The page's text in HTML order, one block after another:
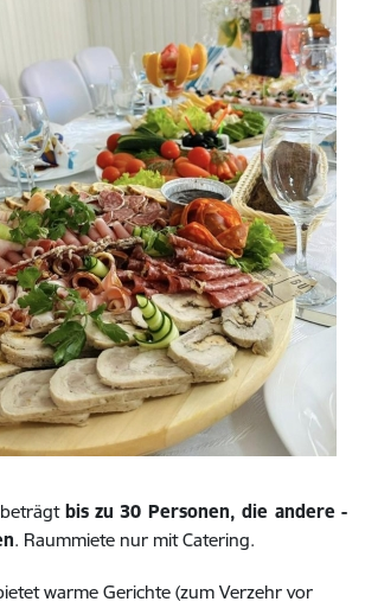
bis zu 30 Personen, die andere -
. Raummiete nur mit Catering.
warme Gerichte (zum Verzehr vor